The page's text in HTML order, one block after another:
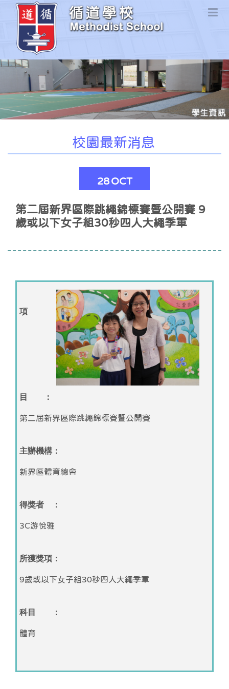
校園最新消息
28 OCT
第二屆新界區際跳繩錦標賽暨公開賽 9
歲或以下女子組30秒四人大繩季軍
項
目 ：
第二屆新界區際跳繩錦標賽暨公開賽
主辦機構：
新界區體育總會
得獎者 ：
3C游悅雅
所獲獎項：
9歲或以下女子組30秒四人大繩季軍
科目 ：
體育